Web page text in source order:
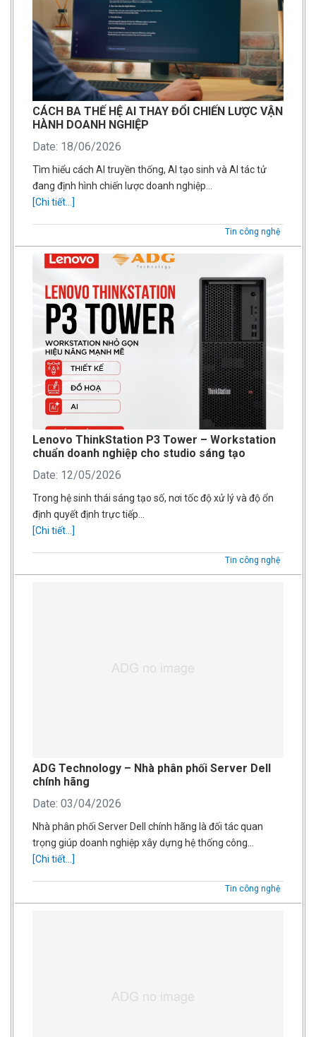
CÁCH BA THẾ HỆ AI THAY ĐỔI CHIẾN LƯỢC VẬN
HÀNH DOANH NGHIỆP
Date: 18/06/2026
Tìm hiểu cách AI truyền thống, AI tạo sinh và AI tác tử
đang định hình chiến lược doanh nghiệp…
[Chi tiết...]
Tin công nghệ
Lenovo ThinkStation P3 Tower – Workstation
chuẩn doanh nghiệp cho studio sáng tạo
Date: 12/05/2026
Trong hệ sinh thái sáng tạo số, nơi tốc độ xử lý và độ ổn
định quyết định trực tiếp…
[Chi tiết...]
Tin công nghệ
ADG Technology – Nhà phân phối Server Dell
chính hãng
Date: 03/04/2026
Nhà phân phối Server Dell chính hãng là đối tác quan
trọng giúp doanh nghiệp xây dựng hệ thống công…
[Chi tiết...]
Tin công nghệ